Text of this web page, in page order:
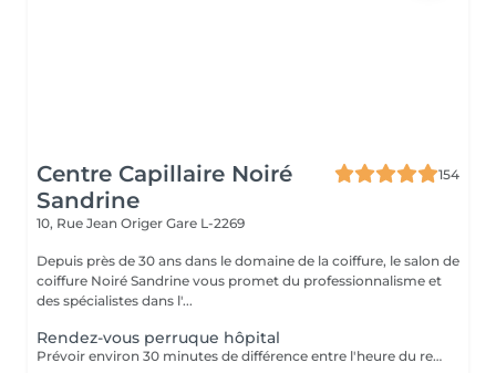
Centre Capillaire Noiré
Sandrine
154
10, Rue Jean Origer Gare L-2269
Depuis près de 30 ans dans le domaine de la coiffure, le salon de
coiffure Noiré Sandrine vous promet du professionnalisme et
des spécialistes dans l'...
Rendez-vous perruque hôpital
Prévoir environ 30 minutes de différence entre l'heure du rendez-vous sur le planning et l'arrivée à l'hôpital (le temps nécessaire pour faire le déplacement)